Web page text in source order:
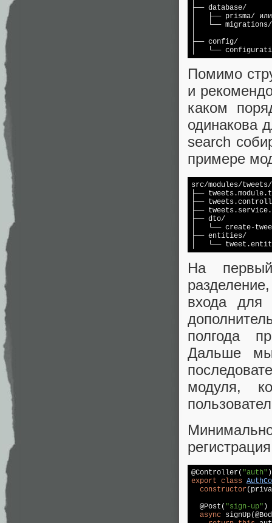
├── database/
│   ├── prisma/
│   └── migrations/
├── config/
Помимо
и
каком
одинакова
search
примере
src/modules/tweets/
├──
├──
├──
├── dto/
│   └── create-
├── entities/
На
входа для
полгода
Дальше
модуля,
@Controller( "auth"
export class
constructor
  @Post(
"sign-up" )
async